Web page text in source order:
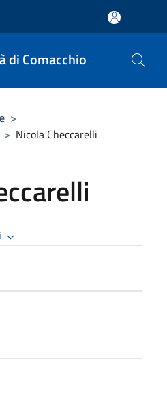
di Comacchio
>
> Nicola Checcarelli